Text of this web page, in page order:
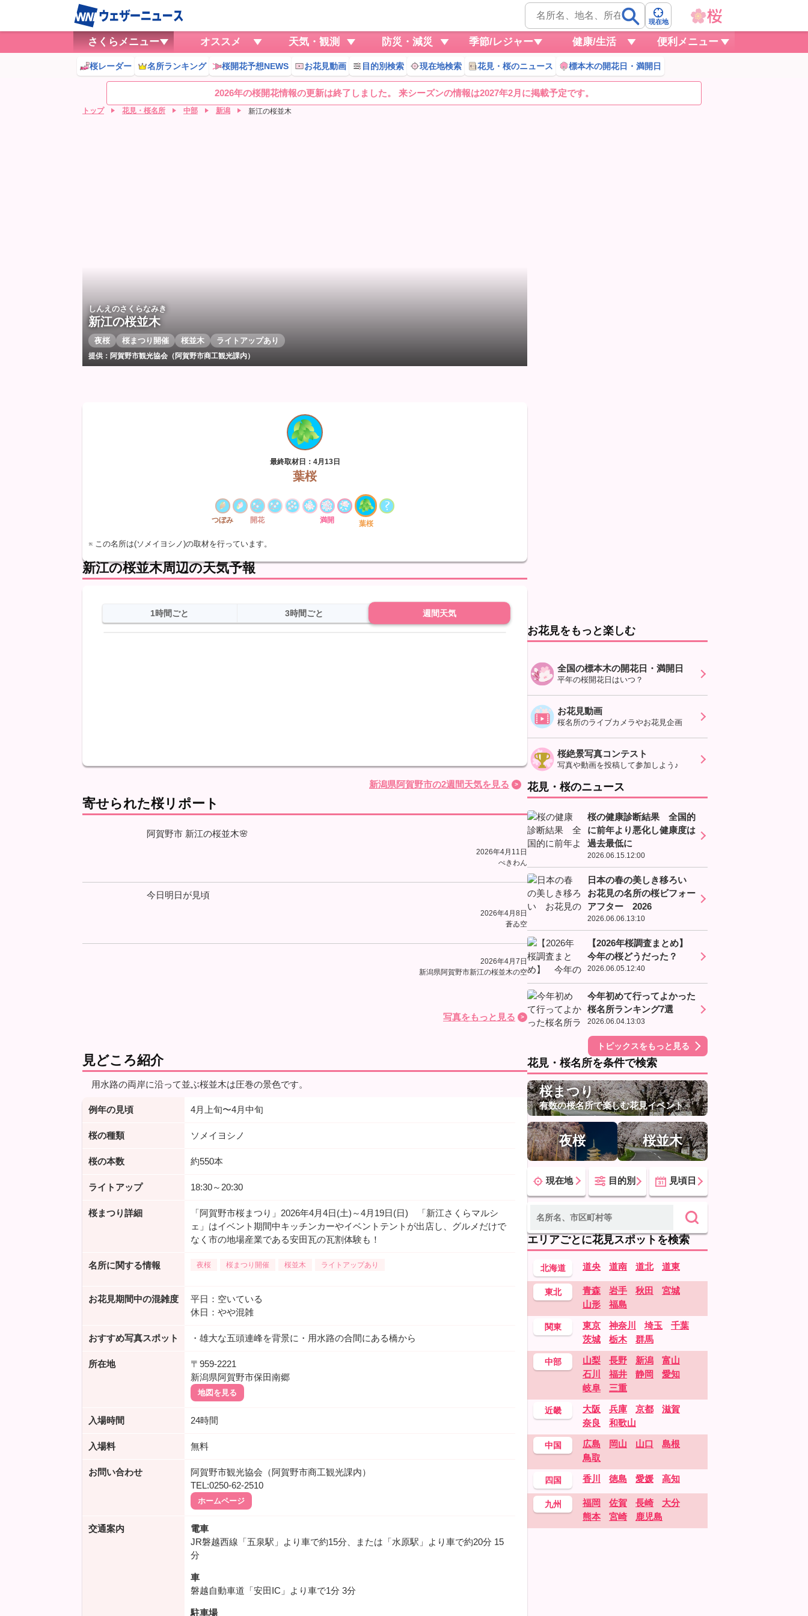
現在地
さくらメニュー オススメ 天気・観測 防災・減災 季節/レジャー 健康/生活 便利メニュー
桜レーダー 名所ランキング 桜開花予想NEWS お花見動画 目的別検索 現在地検索 花見・桜のニュース 標本木の開花日・満開日
2026年の桜開花情報の更新は終了しました。 来シーズンの情報は2027年2月に掲載予定です。
トップ 花見・桜名所 中部 新潟 新江の桜並木
しんえのさくらなみき
新江の桜並木
夜桜 桜まつり開催 桜並木 ライトアップあり
提供：阿賀野市観光協会（阿賀野市商工観光課内）
最終取材日：4月13日
葉桜
つぼみ 開花 満開 葉桜
※ この名所は(ソメイヨシノ)の取材を行っています。
新江の桜並木周辺の天気予報
1時間ごと 3時間ごと 週間天気
新潟県阿賀野市の2週間天気を見る
寄せられた桜リポート
阿賀野市 新江の桜並木🌸
2026年4月11日
ぺきわん
今日明日が見頃
2026年4月8日
蒼ゐ空
2026年4月7日
新潟県阿賀野市新江の桜並木の空
写真をもっと見る
見どころ紹介
用水路の両岸に沿って並ぶ桜並木は圧巻の景色です。
例年の見頃 4月上旬〜4月中旬
桜の種類 ソメイヨシノ
桜の本数 約550本
ライトアップ 18:30～20:30
桜まつり詳細
「阿賀野市桜まつり」2026年4月4日(土)～4月19日(日) 「新江さくらマルシ
ェ」はイベント期間中キッチンカーやイベントテントが出店し、グルメだけで
なく市の地場産業である安田瓦の瓦割体験も！
名所に関する情報 夜桜 桜まつり開催 桜並木 ライトアップあり
お花見期間中の混雑度
平日：空いている
休日：やや混雑
おすすめ写真スポット ・雄大な五頭連峰を背景に・用水路の合間にある橋から
所在地
〒959-2221
新潟県阿賀野市保田南郷
地図を見る
入場時間 24時間
入場料 無料
お問い合わせ
阿賀野市観光協会（阿賀野市商工観光課内）
TEL:0250-62-2510
ホームページ
交通案内
電車
JR磐越西線「五泉駅」より車で約15分、または「水原駅」より車で約20分 15
分
車
磐越自動車道「安田IC」より車で1分 3分
駐車場
お花見をもっと楽しむ
全国の標本木の開花日・満開日
平年の桜開花日はいつ？
お花見動画
桜名所のライブカメラやお花見企画
桜絶景写真コンテスト
写真や動画を投稿して参加しよう♪
花見・桜のニュース
桜の健康診断結果 全国的
に前年より悪化し健康度は
過去最低に
2026.06.15.12:00
日本の春の美しき移ろい
お花見の名所の桜ビフォー
アフター 2026
2026.06.06.13:10
【2026年桜調査まとめ】
今年の桜どうだった？
2026.06.05.12:40
今年初めて行ってよかった
桜名所ランキング7選
2026.06.04.13:03
トピックスをもっと見る
花見・桜名所を条件で検索
桜まつり
有数の桜名所で楽しむ花見イベント
夜桜 桜並木
現在地 目的別 見頃日
エリアごとに花見スポットを検索
北海道 道央 道南 道北 道東
東北 青森 岩手 秋田
宮城
山形
福島
関東 東京 神奈川 埼玉
千葉
茨城
栃木 群馬
中部 山梨 長野 新潟
富山
石川
福井 静岡
愛知
岐阜
三重
近畿 大阪 兵庫 京都
滋賀
奈良
和歌山
中国 広島 岡山 山口
島根
鳥取
四国 香川 徳島 愛媛 高知
九州 福岡 佐賀 長崎
大分
熊本
宮崎 鹿児島